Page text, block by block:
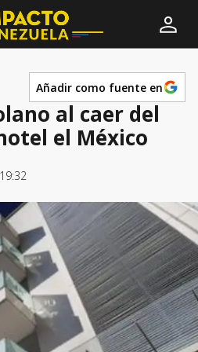
Añadir como fuente en
al caer del
el México